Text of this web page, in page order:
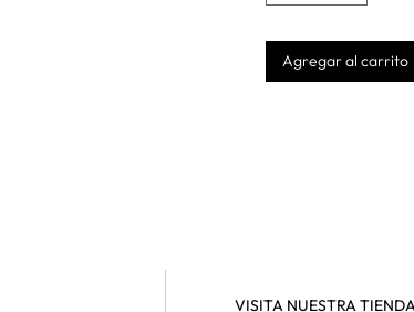
Agregar al carrito
VISITA NUESTRA